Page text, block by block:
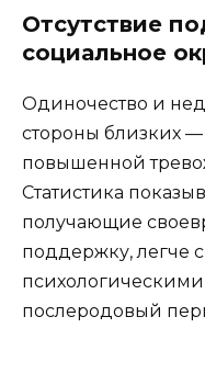
Отсутствие
социальное
Одиночество и
стороны близких
повышенной
Статистика
получающие
поддержку, легче
послеродовый